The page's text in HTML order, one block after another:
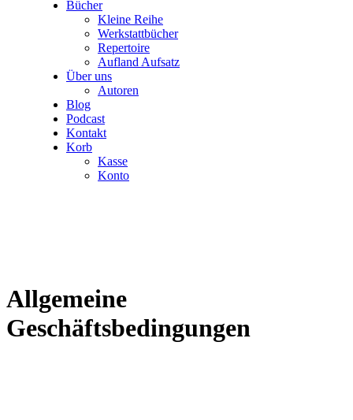
Bücher
Kleine Reihe
Werkstattbücher
Repertoire
Aufland Aufsatz
Über uns
Autoren
Blog
Podcast
Kontakt
Korb
Kasse
Konto
Allgemeine
Geschäftsbedingungen